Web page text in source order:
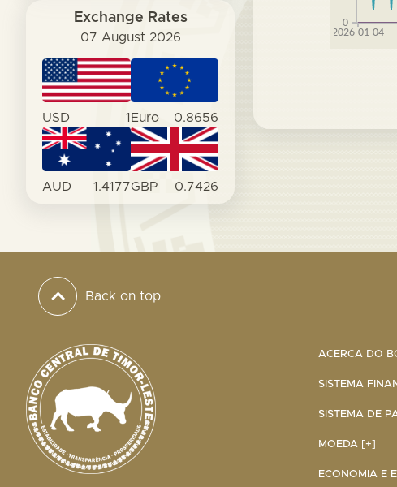
Exchange Rates
07 August 2026
USD 1 Euro 0.8656
AUD 1.4177GBP 0.7426
Back on top
ACERCA DO
SISTEMA
SISTEMA DE
MOEDA [+]
ECONOMIA E